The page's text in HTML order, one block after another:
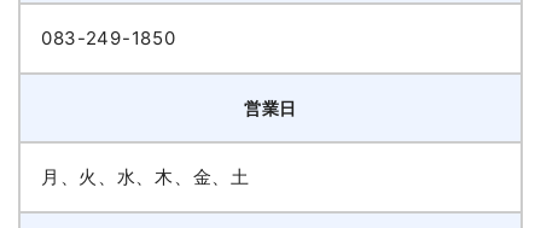
083-249-1850
営業日
月、火、水、木、金、土